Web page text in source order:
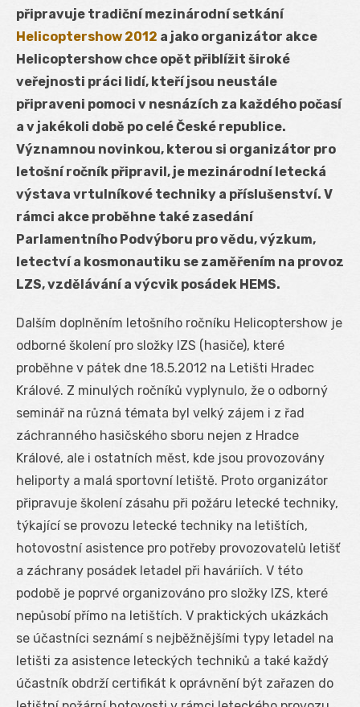
připravuje tradiční mezinárodní setkání
Helicoptershow 2012 a jako organizátor akce
Helicoptershow chce opět přiblížit široké
veřejnosti práci lidí, kteří jsou neustále
připraveni pomoci v nesnázích za každého počasí
a v jakékoli době po celé České republice.
Významnou novinkou, kterou si organizátor pro
letošní ročník připravil, je mezinárodní letecká
výstava vrtulníkové techniky a příslušenství. V
rámci akce proběhne také zasedání
Parlamentního Podvýboru pro vědu, výzkum,
letectví a kosmonautiku se zaměřením na provoz
LZS, vzdělávání a výcvik posádek HEMS.
Dalším doplněním letošního ročníku Helicoptershow je
odborné školení pro složky IZS (hasiče), které
proběhne v pátek dne 18.5.2012 na Letišti Hradec
Králové. Z minulých ročníků vyplynulo, že o odborný
seminář na různá témata byl velký zájem i z řad
záchranného hasičského sboru nejen z Hradce
Králové, ale i ostatních měst, kde jsou provozovány
heliporty a malá sportovní letiště. Proto organizátor
připravuje školení zásahu při požáru letecké techniky,
týkající se provozu letecké techniky na letištích,
hotovostní asistence pro potřeby provozovatelů letišť
a záchrany posádek letadel při haváriích. V této
podobě je poprvé organizováno pro složky IZS, které
nepůsobí přímo na letištích. V praktických ukázkách
se účastníci seznámí s nejběžnějšími typy letadel na
letišti za asistence leteckých techniků a také každý
účastník obdrží certifikát k oprávnění být zařazen do